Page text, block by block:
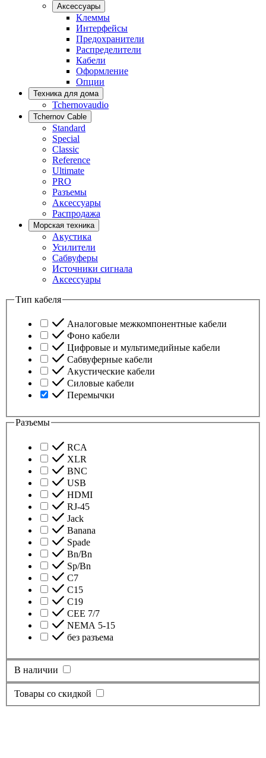
Аксессуары
Клеммы
Интерфейсы
Предохранители
Распределители
Кабели
Оформление
Опции
Техника для дома
Tchernovaudio
Tchernov Cable
Standard
Special
Classic
Reference
Ultimate
PRO
Разъемы
Аксессуары
Распродажа
Морская техника
Акустика
Усилители
Сабвуферы
Источники сигнала
Аксессуары
Тип кабеля
Аналоговые межкомпонентные кабели
Фоно кабели
Цифровые и мультимедийные кабели
Сабвуферные кабели
Акустические кабели
Силовые кабели
Перемычки
Разъемы
RCA
XLR
BNC
USB
HDMI
RJ-45
Jack
Banana
Spade
Bn/Bn
Sp/Bn
С7
C15
C19
CEE 7/7
NEMA 5-15
без разъема
В наличии
Товары со скидкой